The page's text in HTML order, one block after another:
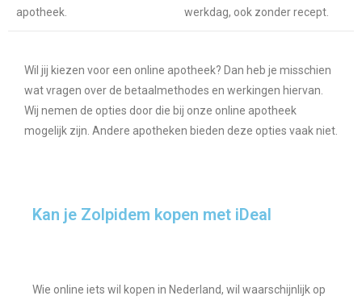
apotheek.
werkdag, ook zonder recept.
Wil jij kiezen voor een online apotheek? Dan heb je misschien
wat vragen over de betaalmethodes en werkingen hiervan.
Wij nemen de opties door die bij onze online apotheek
mogelijk zijn. Andere apotheken bieden deze opties vaak niet.
Kan je Zolpidem kopen met iDeal
Wie online iets wil kopen in Nederland, wil waarschijnlijk op